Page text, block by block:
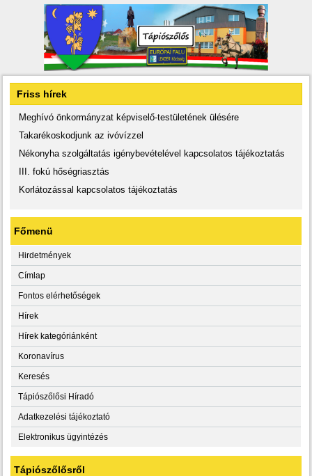
Friss hírek
Meghívó önkormányzat képviselő-testületének ülésére
Takarékoskodjunk az ivóvízzel
Nékonyha szolgáltatás igénybevételével kapcsolatos tájékoztatás
III. fokú hőségriasztás
Korlátozással kapcsolatos tájékoztatás
Főmenü
Hirdetmények
Címlap
Fontos elérhetőségek
Hírek
Hírek kategóriánként
Koronavírus
Keresés
Tápiószőlősi Híradó
Adatkezelési tájékoztató
Elektronikus ügyintézés
Tápiószőlősről